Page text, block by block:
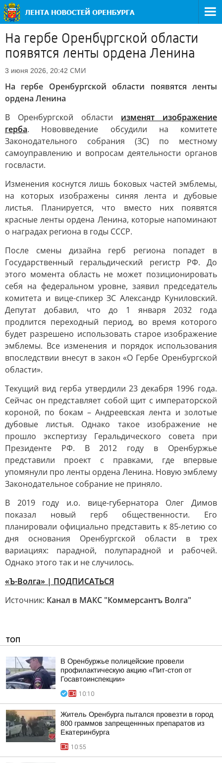
На гербе Оренбургской области
появятся ленты ордена Ленина
3 июня 2026, 20:42 СМИ
На гербе Оренбургской области появятся ленты
ордена Ленина
В Оренбургской области изменят изображение
герба. Нововведение обсудили на комитете
Законодательного собрания (ЗС) по местному
самоуправлению и вопросам деятельности органов
госвласти.
Изменения коснутся лишь боковых частей эмблемы,
на которых изображены синяя лента и дубовые
листья. Планируется, что вместо них появятся
красные ленты ордена Ленина, которые напоминают
о наградах региона в годы СССР.
После смены дизайна герб региона попадет в
Государственный геральдический регистр РФ. До
этого момента область не может позиционировать
себя на федеральном уровне, заявил председатель
комитета и вице-спикер ЗС Александр Куниловский.
Депутат добавил, что до 1 января 2032 года
продлится переходный период, во время которого
будет разрешено использовать старое изображение
эмблемы. Все изменения и порядок использования
впоследствии внесут в закон «О Гербе Оренбургской
области».
Текущий вид герба утвердили 23 декабря 1996 года.
Сейчас он представляет собой щит с императорской
короной, по бокам – Андреевская лента и золотые
дубовые листья. Однако такое изображение не
прошло экспертизу Геральдического совета при
Президенте РФ. В 2012 году в Оренбуржье
представили проект с правками, где впервые
упомянули про ленты ордена Ленина. Новую эмблему
Законодательное собрание не приняло.
В 2019 году и.о. вице-губернатора Олег Димов
показал новый герб общественности. Его
планировали официально представить к 85-летию со
дня основания Оренбургской области в трех
вариациях: парадной, полупарадной и рабочей.
Однако этого так и не случилось.
«Ъ-Волга» | ПОДПИСАТЬСЯ
Источник: Канал в МАКС "Коммерсантъ Волга"
ТОП
В Оренбуржье полицейские провели
профилактическую акцию «Пит-стоп от
Госавтоинспекции»
10:10
Житель Оренбурга пытался провезти в город
800 граммов запрещеннных препаратов из
Екатеринбурга
10:55